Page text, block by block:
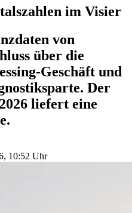
im Visier
von
über die
Geschäft und
Der
liefert eine
10:52 Uhr